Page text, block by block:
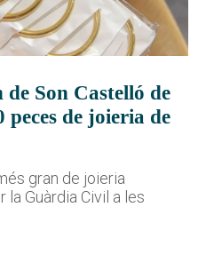
Son Castelló de
peces de joieria de
gran de joieria
Guàrdia Civil a les